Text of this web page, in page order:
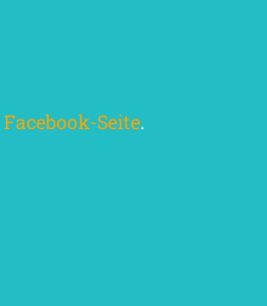
Facebook-Seite.